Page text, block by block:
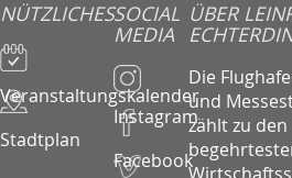
NÜTZLICHES
Veranstaltungskalender
Stadtplan
SOCIAL
MEDIA
Instagram
Facebook
ÜBER
Die
und
zählt zu den